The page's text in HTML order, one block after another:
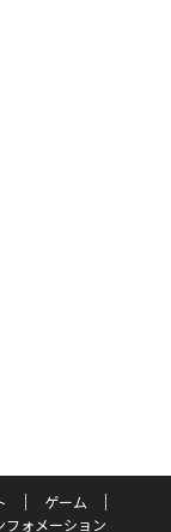
ゲーム
フォメーション